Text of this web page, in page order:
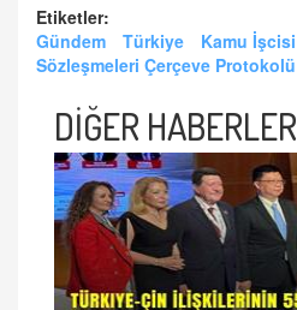
Etiketler:
Gündem
Türkiye Kamu İşcisi
Sözleşmeleri Çerçeve Protokolü
DİĞER HABERLER